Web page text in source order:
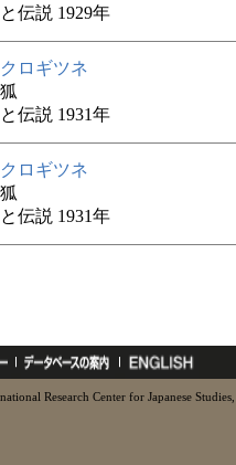
伝説 1929年
クロギツネ
伝説 1931年
クロギツネ
伝説 1931年
Research Center for Japanese